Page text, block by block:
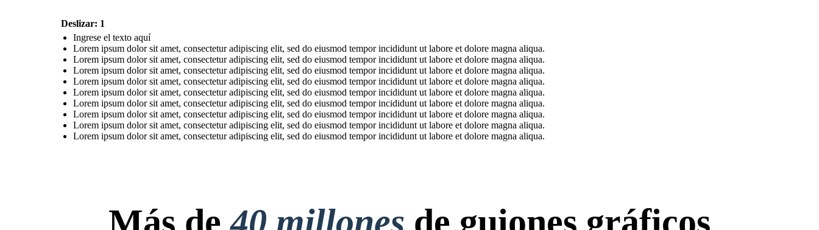
Deslizar: 1
Ingrese el texto aquí
Lorem ipsum dolor sit amet, consectetur adipiscing elit, sed do eiusmod tempor incididunt ut labore et dolore magna aliqua.
Lorem ipsum dolor sit amet, consectetur adipiscing elit, sed do eiusmod tempor incididunt ut labore et dolore magna aliqua.
Lorem ipsum dolor sit amet, consectetur adipiscing elit, sed do eiusmod tempor incididunt ut labore et dolore magna aliqua.
Lorem ipsum dolor sit amet, consectetur adipiscing elit, sed do eiusmod tempor incididunt ut labore et dolore magna aliqua.
Lorem ipsum dolor sit amet, consectetur adipiscing elit, sed do eiusmod tempor incididunt ut labore et dolore magna aliqua.
Lorem ipsum dolor sit amet, consectetur adipiscing elit, sed do eiusmod tempor incididunt ut labore et dolore magna aliqua.
Lorem ipsum dolor sit amet, consectetur adipiscing elit, sed do eiusmod tempor incididunt ut labore et dolore magna aliqua.
Lorem ipsum dolor sit amet, consectetur adipiscing elit, sed do eiusmod tempor incididunt ut labore et dolore magna aliqua.
Lorem ipsum dolor sit amet, consectetur adipiscing elit, sed do eiusmod tempor incididunt ut labore et dolore magna aliqua.
Más de40 millones de guiones gráficos